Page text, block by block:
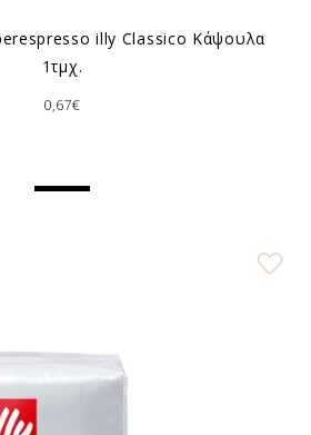
illy Classico Κάψουλα
1τμχ.
0,67€